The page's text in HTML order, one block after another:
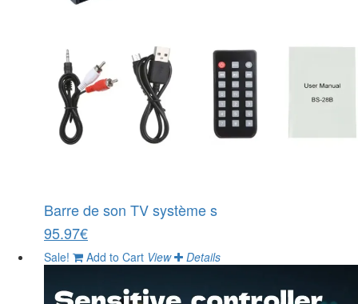
Barre de son TV système s
95.97€
Sale! Add to Cart View Details